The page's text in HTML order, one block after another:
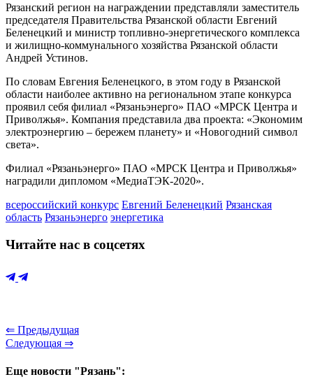
Рязанский регион на награждении представляли заместитель
председателя Правительства Рязанской области Евгений
Беленецкий и министр топливно-энергетического комплекса
и жилищно-коммунального хозяйства Рязанской области
Андрей Устинов.
По словам Евгения Беленецкого, в этом году в Рязанской
области наиболее активно на региональном этапе конкурса
проявил себя филиал «Рязаньэнерго» ПАО «МРСК Центра и
Приволжья». Компания представила два проекта: «Экономим
электроэнергию – бережем планету» и «Новогодний символ
света».
Филиал «Рязаньэнерго» ПАО «МРСК Центра и Приволжья»
наградили дипломом «МедиаТЭК-2020».
всероссийский конкурс Евгений Беленецкий Рязанская
область Рязаньэнерго энергетика
Читайте нас в соцсетях
⇐ Предыдущая
Следующая ⇒
Еще новости "Рязань":